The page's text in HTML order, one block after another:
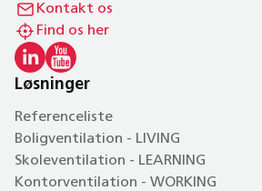
Kontakt os
Find os her
Løsninger
Referenceliste
Boligventilation - LIVING
Skoleventilation - LEARNING
Kontorventilation - WORKING